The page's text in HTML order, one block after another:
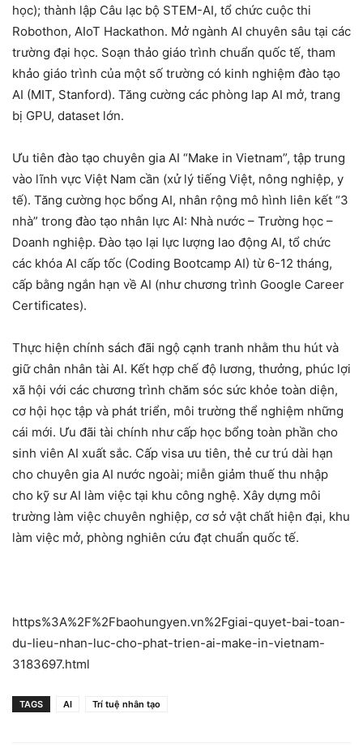
học); thành lập Câu lạc bộ STEM-AI, tổ chức cuộc thi
Robothon, AIoT Hackathon. Mở ngành AI chuyên sâu tại các
trường đại học. Soạn thảo giáo trình chuẩn quốc tế, tham
khảo giáo trình của một số trường có kinh nghiệm đào tạo
AI (MIT, Stanford). Tăng cường các phòng lap AI mở, trang
bị GPU, dataset lớn.
Ưu tiên đào tạo chuyên gia AI “Make in Vietnam”, tập trung
vào lĩnh vực Việt Nam cần (xử lý tiếng Việt, nông nghiệp, y
tế). Tăng cường học bổng AI, nhân rộng mô hình liên kết “3
nhà” trong đào tạo nhân lực AI: Nhà nước – Trường học –
Doanh nghiệp. Đào tạo lại lực lượng lao động AI, tổ chức
các khóa AI cấp tốc (Coding Bootcamp AI) từ 6-12 tháng,
cấp bằng ngắn hạn về AI (như chương trình Google Career
Certificates).
Thực hiện chính sách đãi ngộ cạnh tranh nhằm thu hút và
giữ chân nhân tài AI. Kết hợp chế độ lương, thưởng, phúc lợi
xã hội với các chương trình chăm sóc sức khỏe toàn diện,
cơ hội học tập và phát triển, môi trường thể nghiệm những
cái mới. Ưu đãi tài chính như cấp học bổng toàn phần cho
sinh viên AI xuất sắc. Cấp visa ưu tiên, thẻ cư trú dài hạn
cho chuyên gia AI nước ngoài; miễn giảm thuế thu nhập
cho kỹ sư AI làm việc tại khu công nghệ. Xây dựng môi
trường làm việc chuyên nghiệp, cơ sở vật chất hiện đại, khu
làm việc mở, phòng nghiên cứu đạt chuẩn quốc tế.
https%3A%2F%2Fbaohungyen.vn%2Fgiai-quyet-bai-toan-
du-lieu-nhan-luc-cho-phat-trien-ai-make-in-vietnam-
3183697.html
TAGS AI Trí tuệ nhân tạo